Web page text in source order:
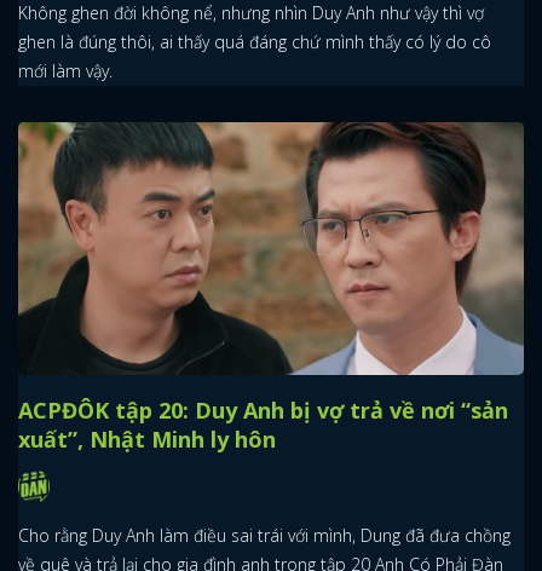
ĐĂNG NHẬP
Không ghen đời không nể, nhưng nhìn Duy Anh như vậy thì vợ
ghen là đúng thôi, ai thấy quá đáng chứ mình thấy có lý do cô
mới làm vậy.
ACPĐÔK tập 20: Duy Anh bị vợ trả về nơi “sản
xuất”, Nhật Minh ly hôn
Cho rằng Duy Anh làm điều sai trái với mình, Dung đã đưa chồng
về quê và trả lại cho gia đình anh trong tập 20 Anh Có Phải Đàn